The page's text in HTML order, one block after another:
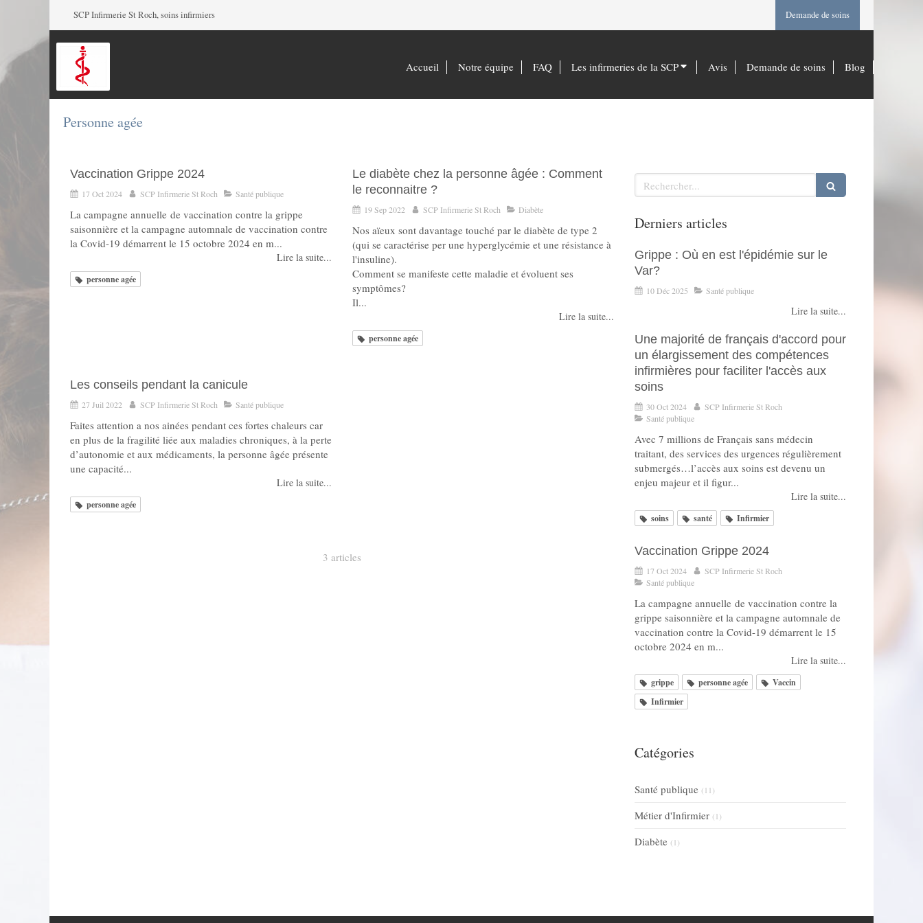
SCP Infirmerie St Roch, soins infirmiers Demande de soins
Accueil Notre équipe FAQ Les infirmeries de la SCP Avis Demande de soins Blog
Personne agée
Vaccination Grippe 2024
17 Oct 2024 SCP Infirmerie St Roch Santé publique
La campagne annuelle de vaccination contre la grippe
saisonnière et la campagne automnale de vaccination contre
la Covid-19 démarrent le 15 octobre 2024 en m...
Lire la suite...
personne agée
Le diabète chez la personne âgée : Comment
le reconnaitre ?
19 Sep 2022 SCP Infirmerie St Roch Diabète
Nos aïeux sont davantage touché par le diabète de type 2
(qui se caractérise per une hyperglycémie et une résistance à
l'insuline).
Comment se manifeste cette maladie et évoluent ses
symptômes?
Il...
Lire la suite...
personne agée
Les conseils pendant la canicule
27 Juil 2022 SCP Infirmerie St Roch Santé publique
Faites attention a nos ainées pendant ces fortes chaleurs car
en plus de la fragilité liée aux maladies chroniques, à la perte
d’autonomie et aux médicaments, la personne âgée présente
une capacité...
Lire la suite...
personne agée
3 articles
Rechercher
Derniers articles
Grippe : Où en est l'épidémie sur le
Var?
10 Déc 2025 Santé publique
Lire la suite...
Une majorité de français d'accord pour
un élargissement des compétences
infirmières pour faciliter l'accès aux
soins
30 Oct 2024
SCP Infirmerie St Roch
Santé publique
Avec 7 millions de Français sans médecin
traitant, des services des urgences régulièrement
submergés…l’accès aux soins est devenu un
enjeu majeur et il figur...
Lire la suite...
soins santé Infirmier
Vaccination Grippe 2024
17 Oct 2024
SCP Infirmerie St Roch
Santé publique
La campagne annuelle de vaccination contre la
grippe saisonnière et la campagne automnale de
vaccination contre la Covid-19 démarrent le 15
octobre 2024 en m...
Lire la suite...
grippe personne agée
Vaccin
Infirmier
Catégories
Santé publique (11)
Métier d'Infirmier (1)
Diabète (1)